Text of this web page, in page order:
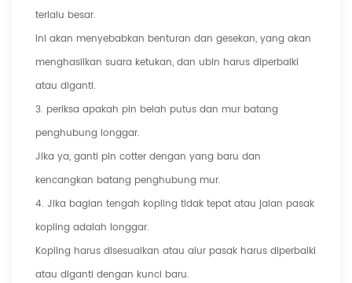
terlalu besar.
Ini akan menyebabkan benturan dan gesekan, yang akan
menghasilkan suara ketukan, dan ubin harus diperbaiki
atau diganti.
3. periksa apakah pin belah putus dan mur batang
penghubung longgar.
Jika ya, ganti pin cotter dengan yang baru dan
kencangkan batang penghubung mur.
4. Jika bagian tengah kopling tidak tepat atau jalan pasak
kopling adalah longgar.
Kopling harus disesuaikan atau alur pasak harus diperbaiki
atau diganti dengan kunci baru.